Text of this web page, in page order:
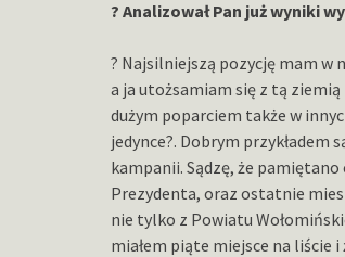
? Analizował Pan już wyniki
? Najsilniejszą pozycję mam w
a ja utożsamiam się z tą
dużym poparciem także w
jedynce?. Dobrym
kampanii. Sądzę, że
Prezydenta, oraz ostatnie
nie tylko z Powiatu
miałem piąte miejsce na liście